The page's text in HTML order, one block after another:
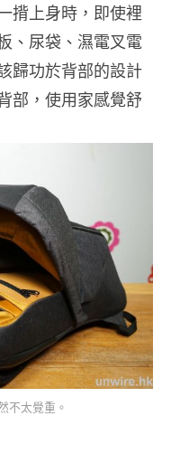
揹上身時，即使裡
、尿袋、濕電叉電
歸功於背部的設計
部，使用家感覺舒
不太覺重。